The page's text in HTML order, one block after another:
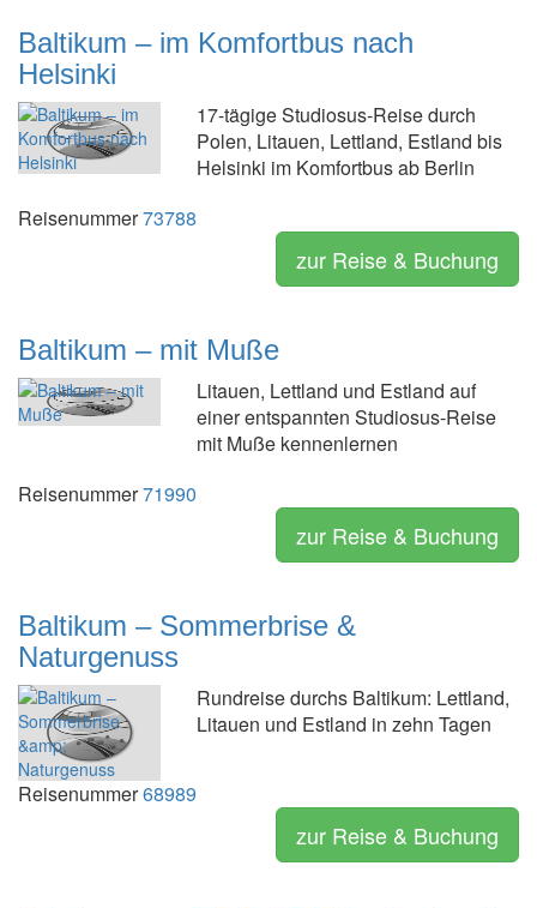
Baltikum – im Komfortbus nach
Helsinki
17-tägige Studiosus-Reise durch
Polen, Litauen, Lettland, Estland bis
Helsinki im Komfortbus ab Berlin
Reisenummer73788
zur Reise & Buchung
Baltikum – mit Muße
Litauen, Lettland und Estland auf
einer entspannten Studiosus-Reise
mit Muße kennenlernen
Reisenummer71990
zur Reise & Buchung
Baltikum – Sommerbrise &
Naturgenuss
Rundreise durchs Baltikum: Lettland,
Litauen und Estland in zehn Tagen
Reisenummer68989
zur Reise & Buchung